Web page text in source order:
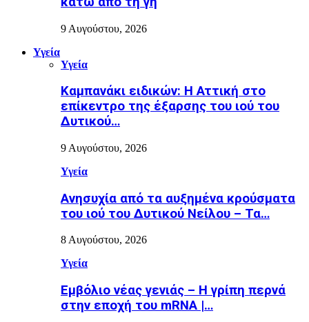
9 Αυγούστου, 2026
Υγεία
Υγεία
Καμπανάκι ειδικών: Η Αττική στο
επίκεντρο της έξαρσης του ιού του
Δυτικού…
9 Αυγούστου, 2026
Υγεία
Ανησυχία από τα αυξημένα κρούσματα
του ιού του Δυτικού Νείλου – Τα…
8 Αυγούστου, 2026
Υγεία
Εµβόλιο νέας γενιάς – Η γρίπη περνά
στην εποχή του mRNA |…